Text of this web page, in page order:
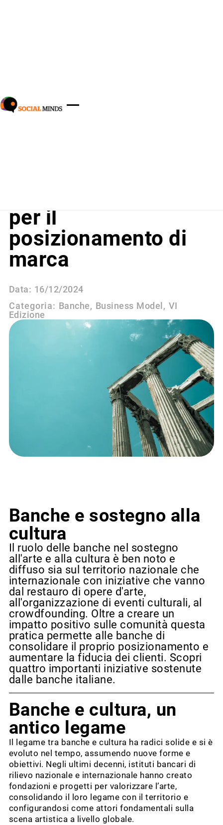
Home
perfetto per il posizionamento di marca
per il
posizionamento di
marca
Data: 16/12/2024
Categoria: Banche, Business Model , VI
Edizione
Banche e sostegno alla
cultura
Il ruolo delle banche nel sostegno
all'arte e alla cultura è ben noto e
diffuso sia sul territorio nazionale che
internazionale con iniziative che vanno
dal restauro di opere d'arte,
all'organizzazione di eventi culturali, al
crowdfounding. Oltre a creare un
impatto positivo sulle comunità questa
pratica permette alle banche di
consolidare il proprio posizionamento e
aumentare la fiducia dei clienti. Scopri
quattro importanti iniziative sostenute
dalle banche italiane.
Banche e cultura, un
antico legame
Il legame tra banche e cultura ha radici solide e si è
evoluto nel tempo, assumendo nuove forme e
obiettivi. Negli ultimi decenni, istituti bancari di
rilievo nazionale e internazionale hanno creato
fondazioni e progetti per valorizzare l’arte,
consolidando il loro legame con il territorio e
configurandosi come attori fondamentali sulla
scena artistica a livello globale.